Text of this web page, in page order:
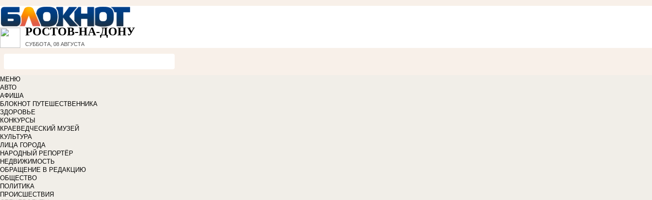
РОСТОВ-НА-ДОНУ
СУББОТА, 08 АВГУСТА
МЕНЮ
АВТО
АФИША
БЛОКНОТ ПУТЕШЕСТВЕННИКА
ЗДОРОВЬЕ
КОНКУРСЫ
КРАЕВЕДЧЕСКИЙ МУЗЕЙ
КУЛЬТУРА
ЛИЦА ГОРОДА
НАРОДНЫЙ РЕПОРТЁР
НЕДВИЖИМОСТЬ
ОБРАЩЕНИЕ В РЕДАКЦИЮ
ОБЩЕСТВО
ПОЛИТИКА
ПРОИСШЕСТВИЯ